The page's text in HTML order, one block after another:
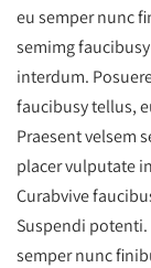
eu semper nunc
semimg
interdum.
faucibusy tellus,
Praesent velsem
placer vulputate
Curabvive
Suspendi
semper nunc